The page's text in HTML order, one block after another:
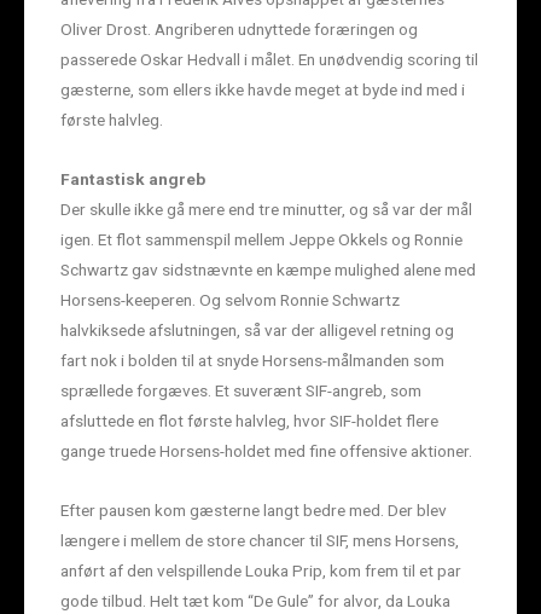
Oliver Drost. Angriberen udnyttede foræringen og
passerede Oskar Hedvall i målet. En unødvendig scoring til
gæsterne, som ellers ikke havde meget at byde ind med i
første halvleg.
Fantastisk angreb
Der skulle ikke gå mere end tre minutter, og så var der mål
igen. Et flot sammenspil mellem Jeppe Okkels og Ronnie
Schwartz gav sidstnævnte en kæmpe mulighed alene med
Horsens-keeperen. Og selvom Ronnie Schwartz
halvkiksede afslutningen, så var der alligevel retning og
fart nok i bolden til at snyde Horsens-målmanden som
sprællede forgæves. Et suverænt SIF-angreb, som
afsluttede en flot første halvleg, hvor SIF-holdet flere
gange truede Horsens-holdet med fine offensive aktioner.
Efter pausen kom gæsterne langt bedre med. Der blev
længere i mellem de store chancer til SIF, mens Horsens,
anført af den velspillende Louka Prip, kom frem til et par
gode tilbud. Helt tæt kom “De Gule” for alvor, da Louka